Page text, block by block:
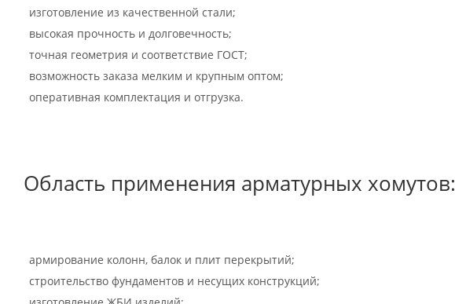
изготовление из качественной стали;
высокая прочность и долговечность;
точная геометрия и соответствие ГОСТ;
возможность заказа мелким и крупным оптом;
оперативная комплектация и отгрузка.
Область применения арматурных хомутов:
армирование колонн, балок и плит перекрытий;
строительство фундаментов и несущих конструкций;